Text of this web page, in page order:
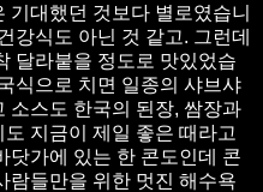
기대했던 것보다 별로였습니
강식도 아닌 것 같고. 그런데
달라붙을 정도로 맛있었습
식으로 치면 일종의 샤브샤
소스도 한국의 된장, 쌈장과
지금이 제일 좋은 때라고
닷가에 있는 한 콘도인데 콘
람들만을 위한 멋진 해수욕